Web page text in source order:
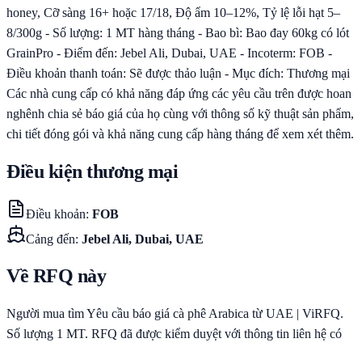
honey, Cỡ sàng 16+ hoặc 17/18, Độ ẩm 10–12%, Tỷ lệ lỗi hạt 5–
8/300g - Số lượng: 1 MT hàng tháng - Bao bì: Bao đay 60kg có lót
GrainPro - Điểm đến: Jebel Ali, Dubai, UAE - Incoterm: FOB -
Điều khoản thanh toán: Sẽ được thảo luận - Mục đích: Thương mại
Các nhà cung cấp có khả năng đáp ứng các yêu cầu trên được hoan
nghênh chia sẻ báo giá của họ cùng với thông số kỹ thuật sản phẩm,
chi tiết đóng gói và khả năng cung cấp hàng tháng để xem xét thêm.
Điều kiện thương mại
Điều khoản: FOB
Cảng đến: Jebel Ali, Dubai, UAE
Về RFQ này
Người mua tìm Yêu cầu báo giá cà phê Arabica từ UAE | ViRFQ.
Số lượng 1 MT. RFQ đã được kiểm duyệt với thông tin liên hệ có